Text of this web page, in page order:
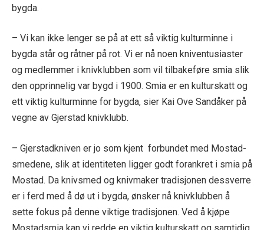
bygda.
– Vi kan ikke lenger se på at ett så viktig kulturminne i
bygda står og råtner på rot. Vi er nå noen kniventusiaster
og medlemmer i knivklubben som vil tilbakeføre smia slik
den opprinnelig var bygd i 1900. Smia er en kulturskatt og
ett viktig kulturminne for bygda, sier Kai Ove Sandåker på
vegne av Gjerstad knivklubb.
– Gjerstadkniven er jo som kjent forbundet med Mostad-
smedene, slik at identiteten ligger godt forankret i smia på
Mostad. Da knivsmed og knivmaker tradisjonen dessverre
er i ferd med å dø ut i bygda, ønsker nå knivklubben å
sette fokus på denne viktige tradisjonen. Ved å kjøpe
Mostadsmia kan vi redde en viktig kulturskatt og samtidig